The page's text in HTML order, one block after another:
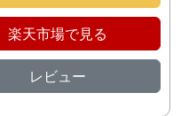
楽天市場で見る
レビュー